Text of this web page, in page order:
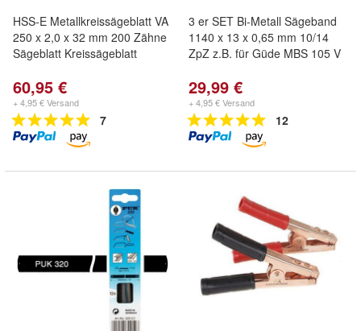
HSS-E Metallkreissägeblatt VA
250 x 2,0 x 32 mm 200 Zähne
Sägeblatt Kreissägeblatt
60,95 €
+ 4,95 € Versand
7
3 er SET Bi-Metall Sägeband
1140 x 13 x 0,65 mm 10/14
ZpZ z.B. für Güde MBS 105 V
29,99 €
+ 4,95 € Versand
12